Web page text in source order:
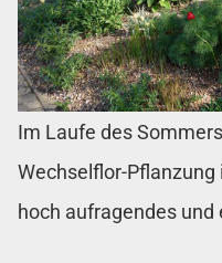
Im Laufe des
Wechselflor-
hoch aufragendes